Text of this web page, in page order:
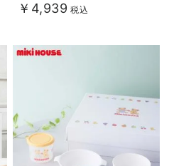
￥4,939 税込